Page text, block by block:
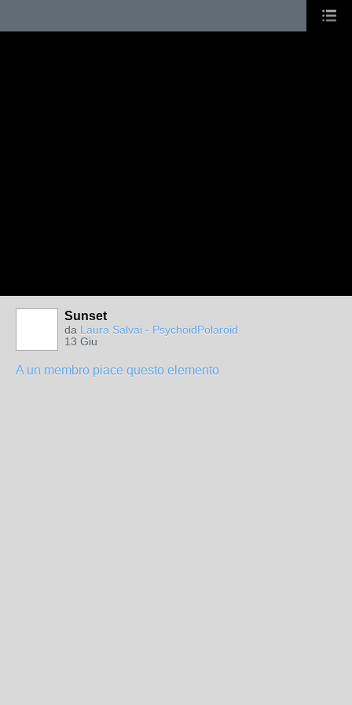
Sunset
da Laura Salvai - PsychoidPolaroid
13 Giu
A un membro piace questo elemento